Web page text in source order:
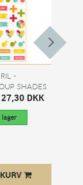
-
SHADES
27,30 DKK
lager